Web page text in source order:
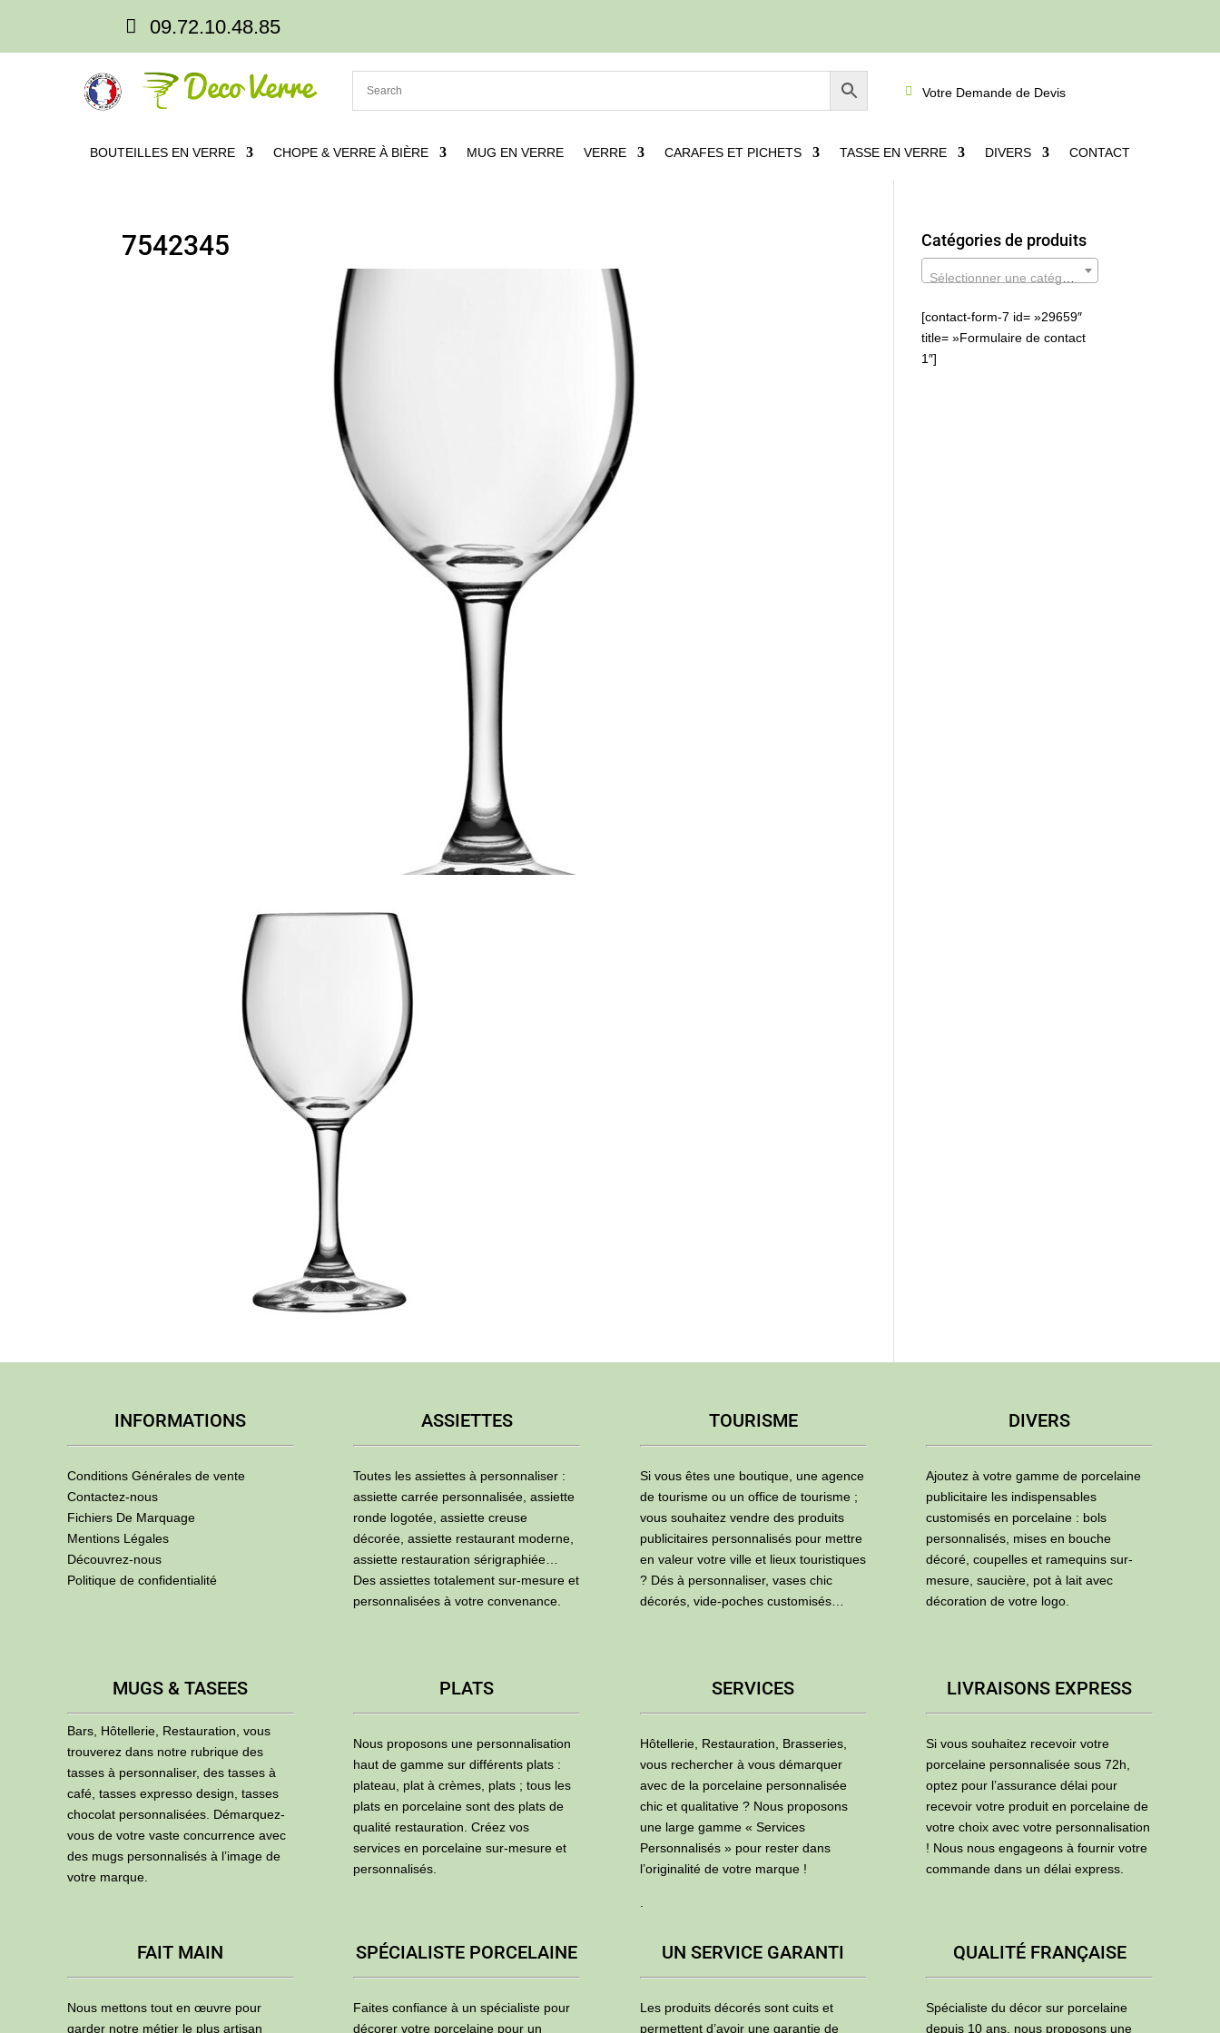
 09.72.10.48.85
 Votre Demande de Devis
BOUTEILLES EN VERRE CHOPE & VERRE À BIÈRE MUG EN VERRE VERRE CARAFES ET PICHETS TASSE EN VERRE DIVERS CONTACT
7542345 Catégories de produits
Sélectionner une catégorie
[contact-form-7 id= »29659″
title= »Formulaire de contact
1″]
INFORMATIONS
Conditions Générales de vente
Contactez-nous
Fichiers De Marquage
Mentions Légales
Découvrez-nous
Politique de confidentialité
ASSIETTES
Toutes les assiettes à personnaliser :
assiette carrée personnalisée, assiette
ronde logotée, assiette creuse
décorée, assiette restaurant moderne,
assiette restauration sérigraphiée…
Des assiettes totalement sur-mesure et
personnalisées à votre convenance.
TOURISME
Si vous êtes une boutique, une agence
de tourisme ou un office de tourisme ;
vous souhaitez vendre des produits
publicitaires personnalisés pour mettre
en valeur votre ville et lieux touristiques
? Dés à personnaliser, vases chic
décorés, vide-poches customisés…
DIVERS
Ajoutez à votre gamme de porcelaine
publicitaire les indispensables
customisés en porcelaine : bols
personnalisés, mises en bouche
décoré, coupelles et ramequins sur-
mesure, saucière, pot à lait avec
décoration de votre logo.
MUGS & TASEES
Bars, Hôtellerie, Restauration, vous
trouverez dans notre rubrique des
tasses à personnaliser, des tasses à
café, tasses expresso design, tasses
chocolat personnalisées. Démarquez-
vous de votre vaste concurrence avec
des mugs personnalisés à l’image de
votre marque.
PLATS
Nous proposons une personnalisation
haut de gamme sur différents plats :
plateau, plat à crèmes, plats ; tous les
plats en porcelaine sont des plats de
qualité restauration. Créez vos
services en porcelaine sur-mesure et
personnalisés.
SERVICES
Hôtellerie, Restauration, Brasseries,
vous rechercher à vous démarquer
avec de la porcelaine personnalisée
chic et qualitative ? Nous proposons
une large gamme « Services
Personnalisés » pour rester dans
l’originalité de votre marque !
LIVRAISONS EXPRESS
Si vous souhaitez recevoir votre
porcelaine personnalisée sous 72h,
optez pour l’assurance délai pour
recevoir votre produit en porcelaine de
votre choix avec votre personnalisation
! Nous nous engageons à fournir votre
commande dans un délai express.
FAIT MAIN
Nous mettons tout en œuvre pour
garder notre métier le plus artisan
SPÉCIALISTE PORCELAINE
Faites confiance à un spécialiste pour
décorer votre porcelaine pour un
UN SERVICE GARANTI
Les produits décorés sont cuits et
permettent d’avoir une garantie de
QUALITÉ FRANÇAISE
Spécialiste du décor sur porcelaine
depuis 10 ans, nous proposons une